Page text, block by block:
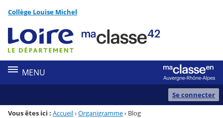
Menu de la rubrique
Contenu
Collège Louise Michel
MENU
Se connecter
Vous êtes ici : Accueil›Organigramme› Blog